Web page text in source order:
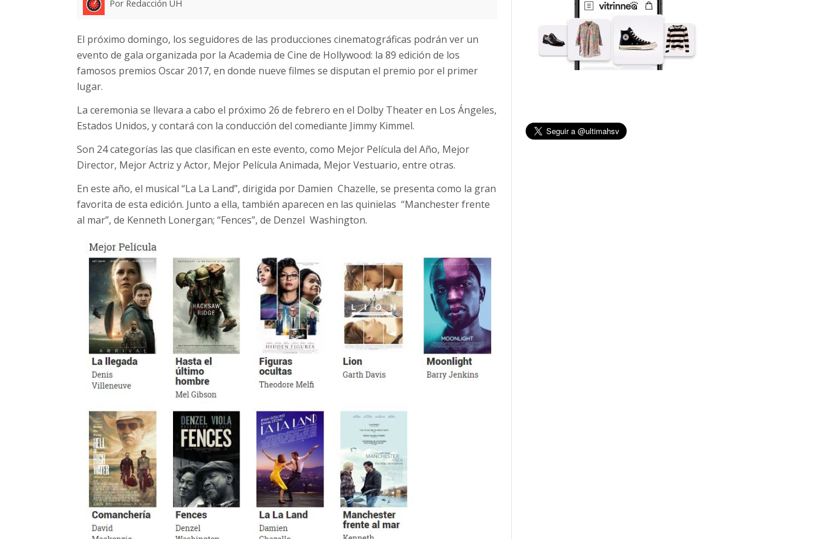
Por Redacción UH
El próximo domingo, los seguidores de las producciones cinematográficas podrán ver un
evento de gala organizada por la Academia de Cine de Hollywood: la 89 edición de los
famosos premios Oscar 2017, en donde nueve filmes se disputan el premio por el primer
lugar.
La ceremonia se llevara a cabo el próximo 26 de febrero en el Dolby Theater en Los Ángeles,
Estados Unidos, y contará con la conducción del comediante Jimmy Kimmel.
Son 24 categorías las que clasifican en este evento, como Mejor Película del Año, Mejor
Director, Mejor Actriz y Actor, Mejor Película Animada, Mejor Vestuario, entre otras.
En este año, el musical “La La Land”, dirigida por Damien Chazelle, se presenta como la gran
favorita de esta edición. Junto a ella, también aparecen en las quinielas “Manchester frente
al mar”, de Kenneth Lonergan; “Fences”, de Denzel Washington.